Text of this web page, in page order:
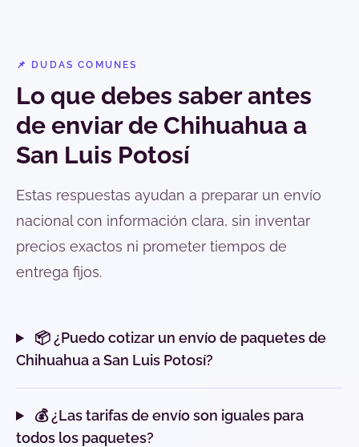
📌 DUDAS COMUNES
Lo que debes saber antes
de enviar de Chihuahua a
San Luis Potosí
Estas respuestas ayudan a preparar un envío
nacional con información clara, sin inventar
precios exactos ni prometer tiempos de
entrega fijos.
📦 ¿Puedo cotizar un envío de paquetes de
Chihuahua a San Luis Potosí?
💰 ¿Las tarifas de envío son iguales para
todos los paquetes?